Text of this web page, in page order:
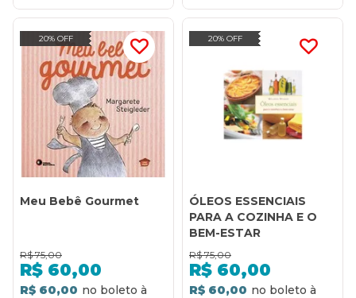
20% OFF
Meu Bebê Gourmet
R$ 75,00
R$ 60,00
R$ 60,00
20% OFF
ÓLEOS ESSENCIAIS
PARA A COZINHA E O
BEM-ESTAR
R$ 75,00
R$ 60,00
R$ 60,00